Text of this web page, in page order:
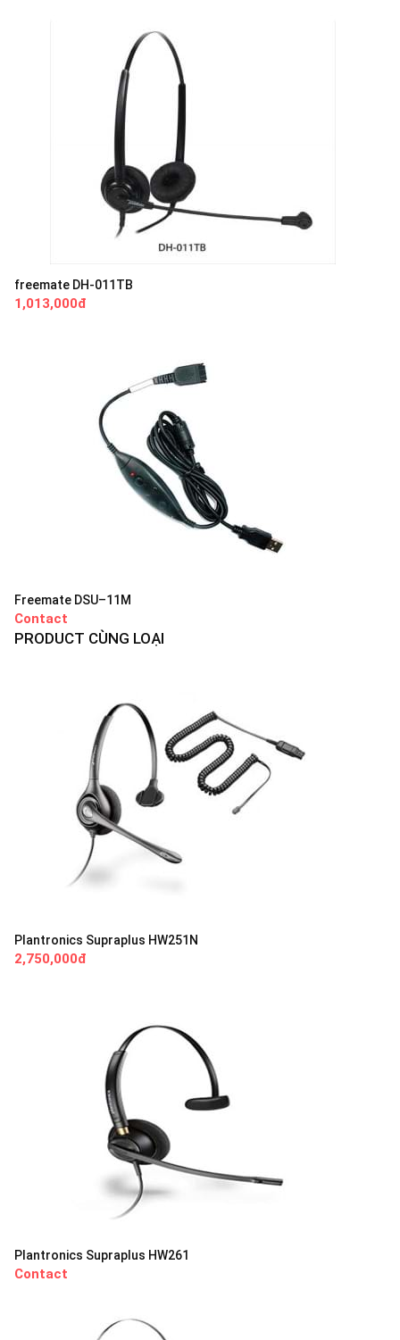
freemate DH-011TB
1,013,000đ
Freemate DSU–11M
Contact
PRODUCT CÙNG LOẠI
Plantronics Supraplus HW251N
2,750,000đ
Plantronics Supraplus HW261
Contact